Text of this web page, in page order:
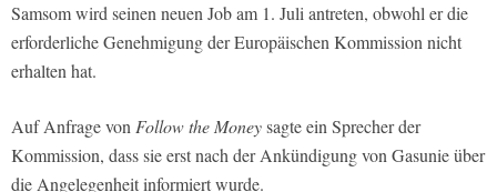
Samsom wird seinen neuen Job am 1. Juli antreten, obwohl er die
erforderliche Genehmigung der Europäischen Kommission nicht
erhalten hat.
Auf Anfrage vonFollow the Moneysagte ein Sprecher der
Kommission, dass sie erst nach der Ankündigung von Gasunie über
die Angelegenheit informiert wurde.